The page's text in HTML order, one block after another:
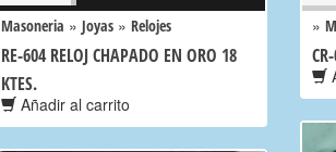
Masoneria » Joyas » Relojes
RE-604 RELOJ CHAPADO EN ORO 18
KTES.
Añadir al carrito
»